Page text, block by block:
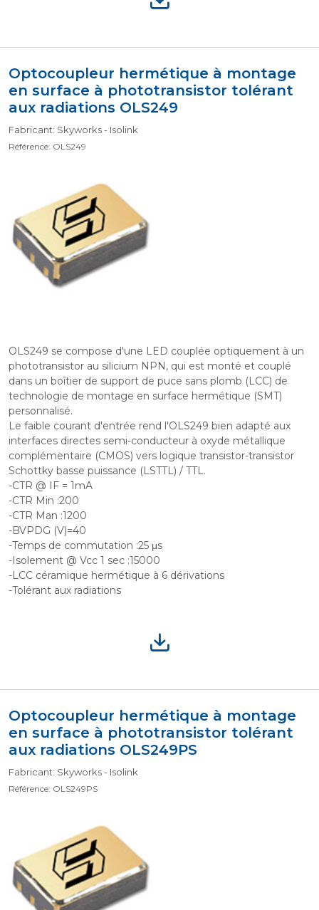
Optocoupleur hermétique à montage
en surface à phototransistor tolérant
aux radiations OLS249
Fabricant: Skyworks - Isolink
Référence: OLS249
OLS249 se compose d'une LED couplée optiquement à un
phototransistor au silicium NPN, qui est monté et couplé
dans un boîtier de support de puce sans plomb (LCC) de
technologie de montage en surface hermétique (SMT)
personnalisé.
Le faible courant d'entrée rend l'OLS249 bien adapté aux
interfaces directes semi-conducteur à oxyde métallique
complémentaire (CMOS) vers logique transistor-transistor
Schottky basse puissance (LSTTL) / TTL.
-CTR @ IF = 1mA
-CTR Min :200
-CTR Man :1200
-BVPDG (V)=40
-Temps de commutation :25 μs
-Isolement @ Vcc 1 sec :15000
-LCC céramique hermétique à 6 dérivations
-Tolérant aux radiations
Optocoupleur hermétique à montage
en surface à phototransistor tolérant
aux radiations OLS249PS
Fabricant: Skyworks - Isolink
Référence: OLS249PS